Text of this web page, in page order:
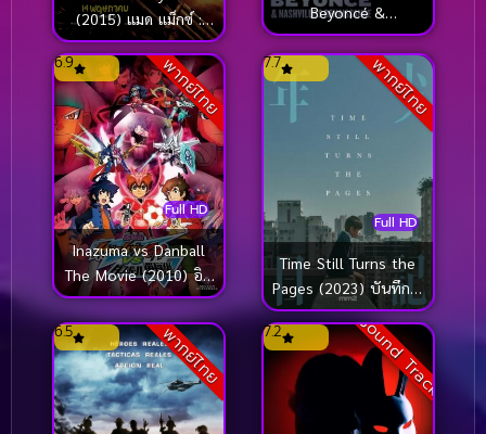
(2015) แมด แม็กซ์ :
ถนนโลกันตร์
Beyoncé &
Nashville’s
Renaissance (2024)
พากย์ไทย
Full HD
6.9
Inazuma vs Danball
The Movie (2010) อิน
าซึมะ ปะทะ ดันบอลเซ
นกิ เดอะมูฟวี่
พากย์ไทย
Full HD
7.7
Time Still Turns the
Pages (2023) บันทึกใจ
สลายจากชายตัวน้อย
พากย์ไทย
6.5 Sound Track
7.2